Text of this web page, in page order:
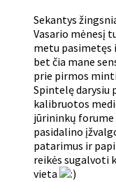
Sekantys
Vasario mėnesį
metu pasimetęs
bet čia mane
prie pirmos
Spintelę darysiu
kalibruotos
jūrininkų forume
pasidalino
patarimus ir
reikės sugalvoti
vieta